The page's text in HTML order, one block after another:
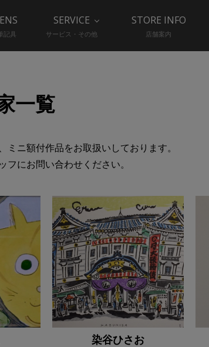
記具
SERVICE
サービス・その他
STORE INFO
店舗案内
一覧
ニ額付作品をお取扱いしております。
にお問い合わせください。
染谷ひさお